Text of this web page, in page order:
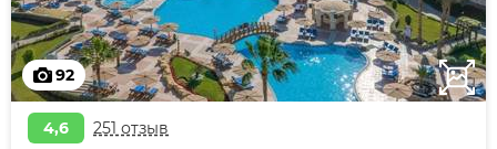
92
4,6 251 отзыв